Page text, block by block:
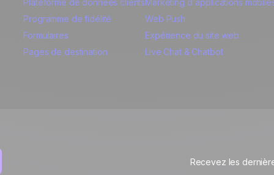
Plateforme de données clients
Programme de fidélité
Formulaires
Pages de destination
Marketing d'applications
Web Push
Expérience du site web
Live Chat & Chatbot
Recevez les